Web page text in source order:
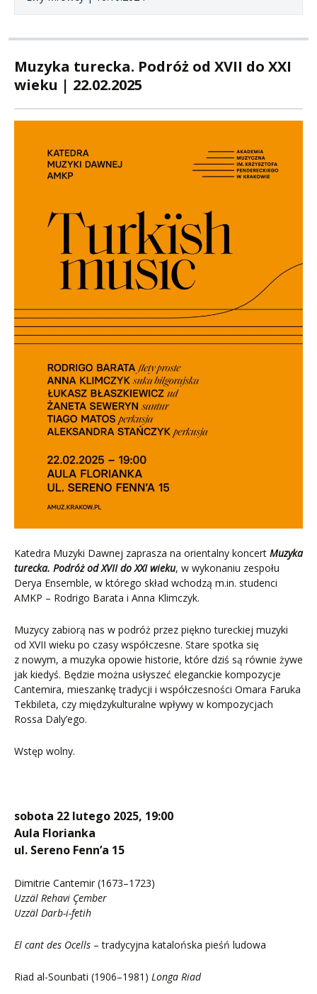
Muzyka turecka. Podróż od XVII do XXI
wieku | 22.02.2025
Katedra Muzyki Dawnej zaprasza na orientalny koncert Muzyka
turecka. Podróż od XVII do XXI wieku, w wykonaniu zespołu
Derya Ensemble, w którego skład wchodzą m.in. studenci
AMKP – Rodrigo Barata i Anna Klimczyk.
Muzycy zabiorą nas w podróż przez piękno tureckiej muzyki
od XVII wieku po czasy współczesne. Stare spotka się
z nowym, a muzyka opowie historie, które dziś są równie żywe
jak kiedyś. Będzie można usłyszeć eleganckie kompozycje
Cantemira, mieszankę tradycji i współczesności Omara Faruka
Tekbileta, czy międzykulturalne wpływy w kompozycjach
Rossa Daly’ego.
Wstęp wolny.
sobota 22 lutego 2025, 19:00
Aula Florianka
ul. Sereno Fenn’a 15
Dimitrie Cantemir (1673–1723)
Uzzäl Rehavi Çember
Uzzäl Darb-i-fetih
El cant des Ocells – tradycyjna katalońska pieśń ludowa
Riad al-Sounbati (1906–1981) Longa Riad